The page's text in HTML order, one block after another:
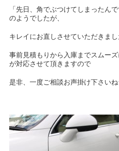
「先日、角でぶつけてしまったん
のようでしたが、
キレイにお直しさせていただきまし
事前見積もりから入庫までスムー
が対応させて頂きますので
是非、一度ご相談お声掛け下さい